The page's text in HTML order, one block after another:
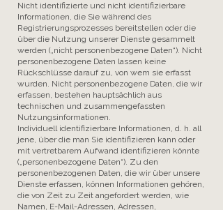
Nicht identifizierte und nicht identifizierbare
Informationen, die Sie während des
Registrierungsprozesses bereitstellen oder die
über die Nutzung unserer Dienste gesammelt
werden („nicht personenbezogene Daten“). Nicht
personenbezogene Daten lassen keine
Rückschlüsse darauf zu, von wem sie erfasst
wurden. Nicht personenbezogene Daten, die wir
erfassen, bestehen hauptsächlich aus
technischen und zusammengefassten
Nutzungsinformationen.
Individuell identifizierbare Informationen, d. h. all
jene, über die man Sie identifizieren kann oder
mit vertretbarem Aufwand identifizieren könnte
(„personenbezogene Daten“). Zu den
personenbezogenen Daten, die wir über unsere
Dienste erfassen, können Informationen gehören,
die von Zeit zu Zeit angefordert werden, wie
Namen, E-Mail-Adressen, Adressen,